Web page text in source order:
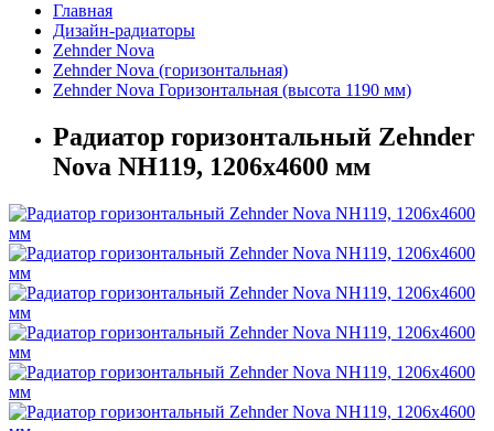
Главная
Дизайн-радиаторы
Zehnder Nova
Zehnder Nova (горизонтальная)
Zehnder Nova Горизонтальная (высота 1190 мм)
Радиатор горизонтальный Zehnder
Nova NH119, 1206х4600 мм